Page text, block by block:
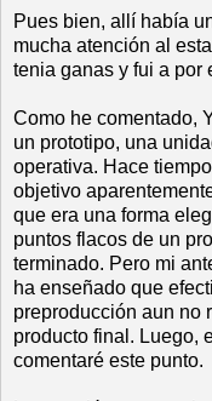
Pues bien, allí había
mucha atención al
tenia ganas y fui a por
Como he comentado,
un prototipo, una
operativa. Hace
objetivo
que era una forma
puntos flacos de un
terminado. Pero mi
ha enseñado que
preproducción aun no
producto final. Luego,
comentaré este punto.